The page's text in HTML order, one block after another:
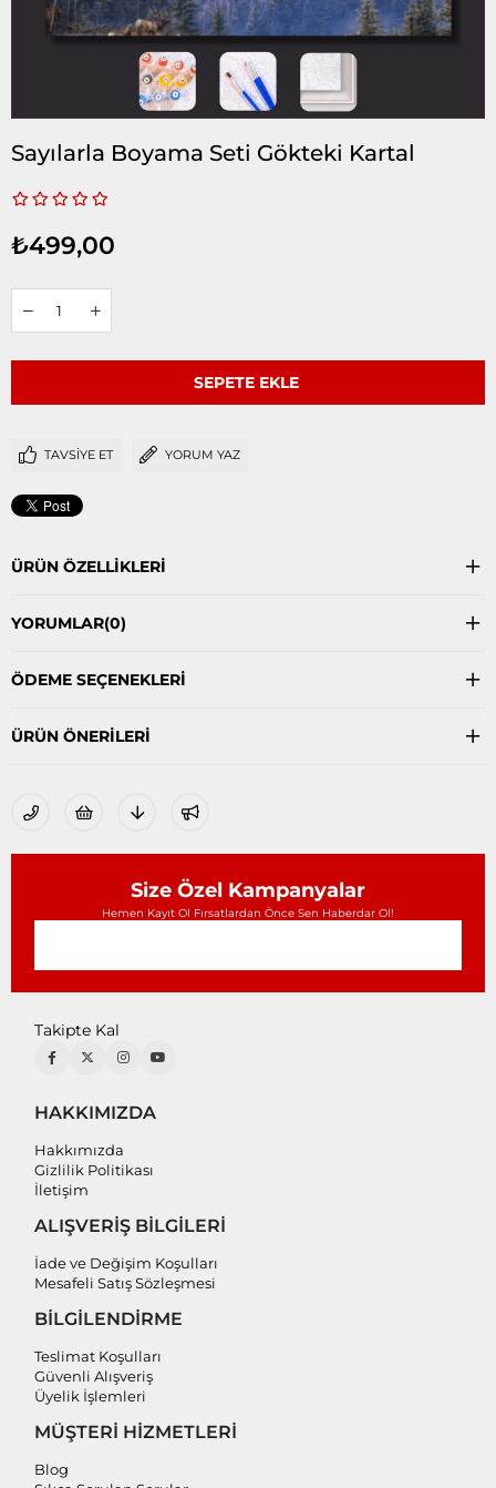
Sayılarla Boyama Seti Gökteki Kartal
₺499,00
TAVSIYE ET YORUM YAZ
ÜRÜN ÖZELLIKLERI
YORUMLAR(0)
ÖDEME SEÇENEKLERI
ÜRÜN ÖNERILERI
Size Özel Kampanyalar
Hemen Kayıt Ol Fırsatlardan Önce Sen Haberdar Ol!
Takipte Kal
HAKKIMIZDA
Hakkımızda
Gizlilik Politikası
İletişim
ALIŞVERİŞ BİLGİLERİ
İade ve Değişim Koşulları
Mesafeli Satış Sözleşmesi
BİLGİLENDİRME
Teslimat Koşulları
Güvenli Alışveriş
Üyelik İşlemleri
MÜŞTERİ HİZMETLERİ
Blog